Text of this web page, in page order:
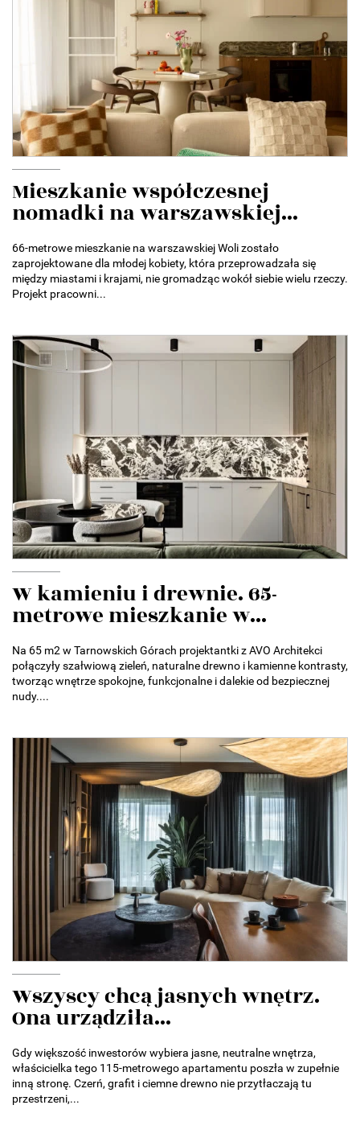
Mieszkanie współczesnej
nomadki na warszawskiej...
66-metrowe mieszkanie na warszawskiej Woli zostało
zaprojektowane dla młodej kobiety, która przeprowadzała się
między miastami i krajami, nie gromadząc wokół siebie wielu rzeczy.
Projekt pracowni...
W kamieniu i drewnie. 65-
metrowe mieszkanie w...
Na 65 m2 w Tarnowskich Górach projektantki z AVO Architekci
połączyły szałwiową zieleń, naturalne drewno i kamienne kontrasty,
tworząc wnętrze spokojne, funkcjonalne i dalekie od bezpiecznej
nudy....
Wszyscy chcą jasnych wnętrz.
Ona urządziła...
Gdy większość inwestorów wybiera jasne, neutralne wnętrza,
właścicielka tego 115-metrowego apartamentu poszła w zupełnie
inną stronę. Czerń, grafit i ciemne drewno nie przytłaczają tu
przestrzeni,...